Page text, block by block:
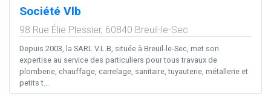
Société Vlb
98 Rue Élie Plessier, 60840 Breuil-le-Sec
Depuis 2003, la SARL V.L.B, située à Breuil-le-Sec, met son
expertise au service des particuliers pour tous travaux de
plomberie, chauffage, carrelage, sanitaire, tuyauterie, métallerie et
petits t...